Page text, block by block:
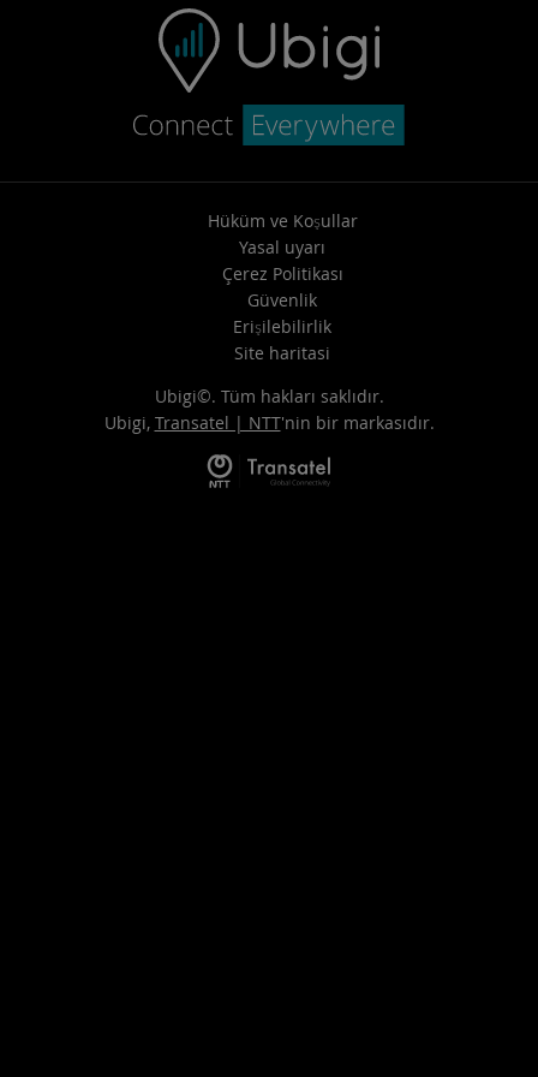
Hüküm ve Koşullar
Yasal uyarı
Çerez Politikası
Güvenlik
Erişilebilirlik
Site haritasi
Ubigi©. Tüm hakları saklıdır.
Ubigi, Transatel | NTT'nin bir markasıdır.